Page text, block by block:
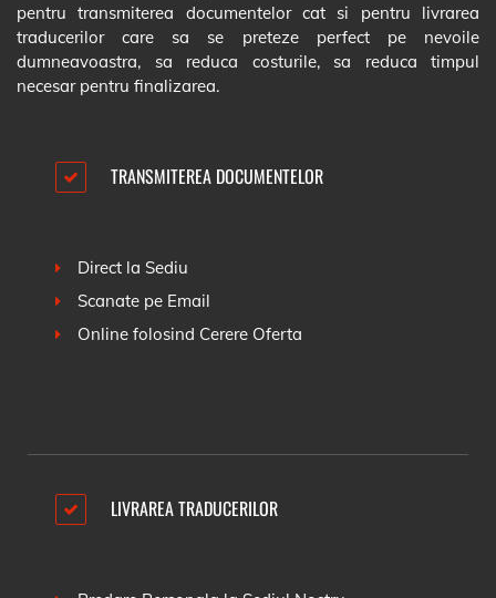
pentru transmiterea documentelor cat si pentru livrarea
traducerilor care sa se preteze perfect pe nevoile
dumneavoastra, sa reduca costurile, sa reduca timpul
necesar pentru finalizarea.
TRANSMITEREA DOCUMENTELOR
Direct la Sediu
Scanate pe Email
Online folosind Cerere Oferta
LIVRAREA TRADUCERILOR